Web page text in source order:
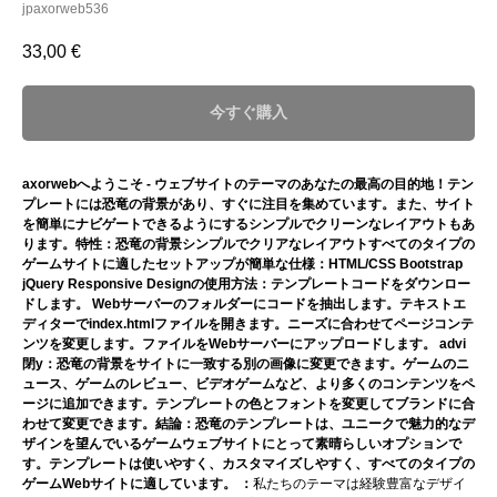
jpaxorweb536
33,00 €
今すぐ購入
axorwebへようこそ - ウェブサイトのテーマのあなたの最高の目的地！テン
プレートには恐竜の背景があり、すぐに注目を集めています。また、サイト
を簡単にナビゲートできるようにするシンプルでクリーンなレイアウトもあ
ります。特性：恐竜の背景シンプルでクリアなレイアウトすべてのタイプの
ゲームサイトに適したセットアップが簡単な仕様：HTML/CSS Bootstrap
jQuery Responsive Designの使用方法：テンプレートコードをダウンロー
ドします。 Webサーバーのフォルダーにコードを抽出します。テキストエ
ディターでindex.htmlファイルを開きます。ニーズに合わせてページコンテ
ンツを変更します。ファイルをWebサーバーにアップロードします。 advi
閉y：恐竜の背景をサイトに一致する別の画像に変更できます。ゲームのニ
ュース、ゲームのレビュー、ビデオゲームなど、より多くのコンテンツをペ
ージに追加できます。テンプレートの色とフォントを変更してブランドに合
わせて変更できます。結論：恐竜のテンプレートは、ユニークで魅力的なデ
ザインを望んでいるゲームウェブサイトにとって素晴らしいオプションで
す。テンプレートは使いやすく、カスタマイズしやすく、すべてのタイプの
ゲームWebサイトに適しています。 ： 私たちのテーマは経験豊富なデザイ